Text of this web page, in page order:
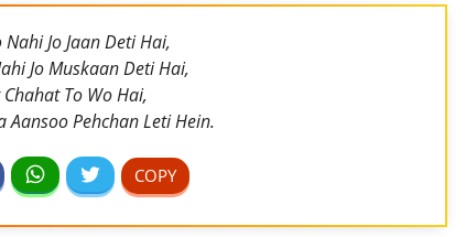
Jo Jaan Deti Hai,
Jo Muskaan Deti Hai,
To Wo Hai,
Aansoo Pehchan Leti Hein.